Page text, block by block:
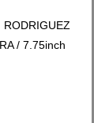
RODRIGUEZ
/ 7.75inch